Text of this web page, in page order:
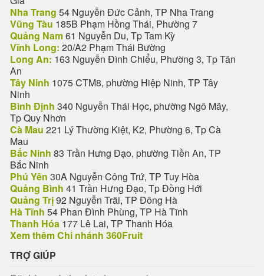
Nha Trang 54 Nguyễn Đức Cảnh, TP Nha Trang
Vũng Tàu 185B Phạm Hồng Thái, Phường 7
Quảng Nam61 Nguyễn Du, Tp Tam Kỳ
Vĩnh Long: 20/A2 Phạm Thái Bường
Long An: 163 Nguyễn Đình Chiểu, Phường 3, Tp Tân
An
Tây Ninh 1075 CTM8, phường Hiệp Ninh, TP Tây
Ninh
Bình Định 340 Nguyễn Thái Học, phường Ngô Mây,
Tp Quy Nhơn
Cà Mau 221 Lý Thường Kiệt, K2, Phường 6, Tp Cà
Mau
Bắc Ninh 83 Trần Hưng Đạo, phường Tiền An, TP
Bắc Ninh
Phú Yên 30A Nguyễn Công Trứ, TP Tuy Hòa
Quảng Bình 41 Trần Hưng Đạo, Tp Đồng Hới
Quảng Trị92 Nguyễn Trãi, TP Đông Hà
Hà Tĩnh 54 Phan Đình Phùng, TP Hà Tĩnh
Thanh Hóa 177 Lê Lai, TP Thanh Hóa
Xem thêm Chi nhánh 360Fruit
TRỢ GIÚP